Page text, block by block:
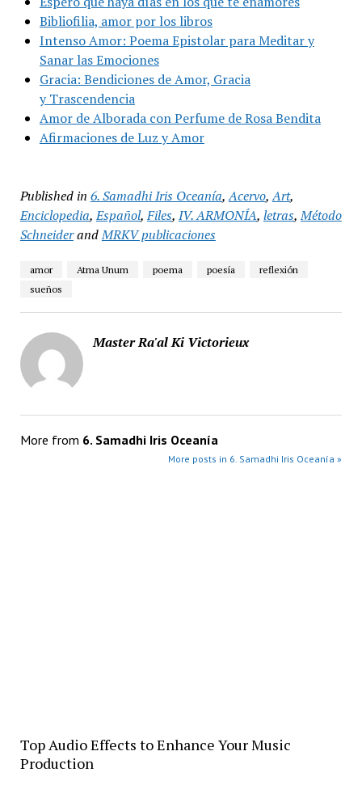
Bibliofilia, amor por los libros
Intenso Amor: Poema Epistolar para Meditar y
Sanar las Emociones
Gracia: Bendiciones de Amor, Gracia
y Trascendencia
Amor de Alborada con Perfume de Rosa Bendita
Afirmaciones de Luz y Amor
Published in 6. Samadhi Iris Oceanía,Acervo,Art,
Enciclopedia,Español,Files, IV. ARMONÍA, letras,Método
SchneiderandMRKV publicaciones
amor Atma Unum poema poesía
reflexión
sueños
Master Ra'al Ki Victorieux
More from 6. Samadhi Iris Oceanía
More posts in 6. Samadhi Iris Oceanía »
Top Audio Effects to Enhance Your Music
Production